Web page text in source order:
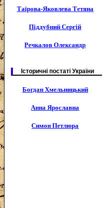
Таїрова-Яковлева Тетяна
Піддубний Сергій
Речкалов Олександр
Історичні постаті України
Богдан Хмельницький
Анна Ярославна
Симон Петлюра